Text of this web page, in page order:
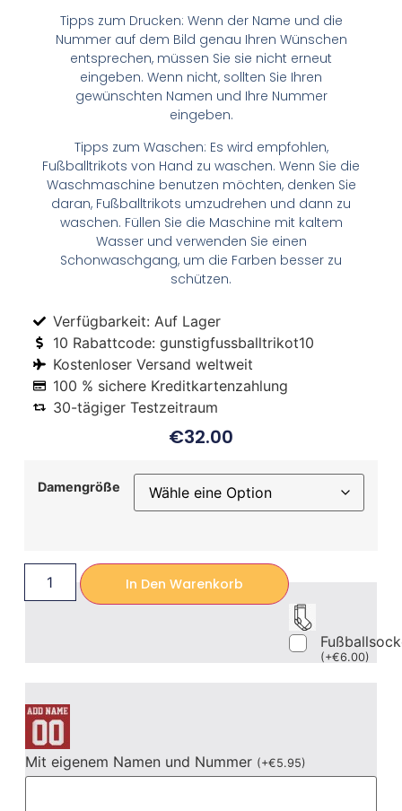
Tipps zum Drucken: Wenn der Name und die
Nummer auf dem Bild genau Ihren Wünschen
entsprechen, müssen Sie sie nicht erneut
eingeben. Wenn nicht, sollten Sie Ihren
gewünschten Namen und Ihre Nummer
eingeben.
Tipps zum Waschen: Es wird empfohlen,
Fußballtrikots von Hand zu waschen. Wenn Sie die
Waschmaschine benutzen möchten, denken Sie
daran, Fußballtrikots umzudrehen und dann zu
waschen. Füllen Sie die Maschine mit kaltem
Wasser und verwenden Sie einen
Schonwaschgang, um die Farben besser zu
schützen.
Verfügbarkeit: Auf Lager
10 Rabattcode: gunstigfussballtrikot10
Kostenloser Versand weltweit
100 % sichere Kreditkartenzahlung
30-tägiger Testzeitraum
€32.00
Damengröße
In Den Warenkorb
(+€6.00)
Mit eigenem Namen und Nummer (+€5.95)